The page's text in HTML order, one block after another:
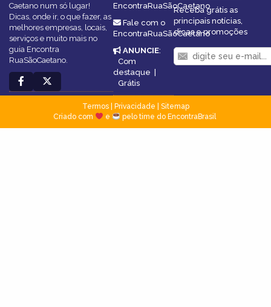
Caetano num só lugar!
Dicas, onde ir, o que fazer, as
melhores empresas, locais,
serviços e muito mais no
guia Encontra
RuaSãoCaetano.
EncontraRuaSãoCaetano
Fale com o
EncontraRuaSãoCaetano
ANUNCIE:
Com
destaque |
Grátis
Receba grátis as
principais notícias,
dicas e promoções
Termos| Privacidade
Sitemap
Criado com
e pelo time do EncontraBrasil